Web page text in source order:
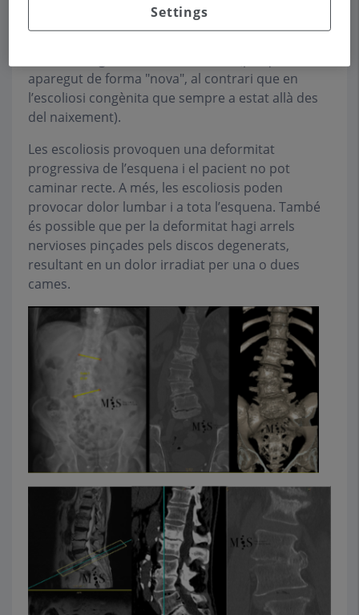
el pes i l’activitat) pot comportar que la columna
aparegut de forma "nova", al contrari que en
l’escoliosi congènita que sempre a estat allà des
del naixement).
Les escoliosis provoquen una deformitat
progressiva de l’esquena i el pacient no pot
caminar recte. A més, les escoliosis poden
provocar dolor lumbar i a tota l’esquena. També
és possible que per la deformitat hagi arrels
nervioses pinçades pels discos degenerats,
resultant en un dolor irradiat per una o dues
cames.
Settings